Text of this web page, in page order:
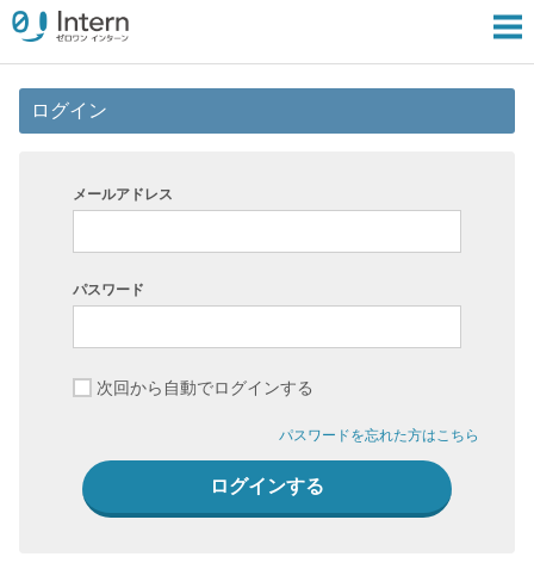
ログイン
メールアドレス
パスワード
次回から自動でログインする
パスワードを忘れた方はこちら